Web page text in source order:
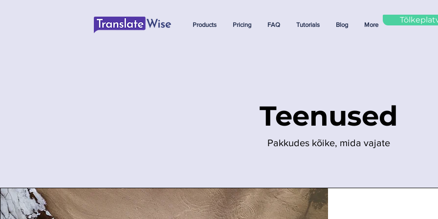
Products Pricing FAQ Tutorials Blog More
Teenused
Pakkudes kõike, mida vajate